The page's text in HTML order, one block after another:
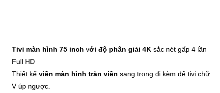
Tivi màn hình 75 inch với độ phân giải 4K sắc nét gấp 4 lần
Full HD
Thiết kế viền màn hình tràn viền sang trọng đi kèm đế tivi chữ
V úp ngược.